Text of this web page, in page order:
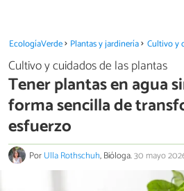
EcologíaVerde Plantas y jardinería Cultivo y
Cultivo y cuidados de las plantas
Tener plantas en agua
forma sencilla de
esfuerzo
PorUlla Rothschuh, Bióloga.30 mayo